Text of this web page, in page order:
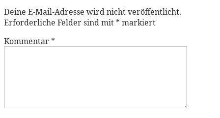
Deine E-Mail-Adresse wird nicht veröffentlicht.
Erforderliche Felder sind mit * markiert
Kommentar *